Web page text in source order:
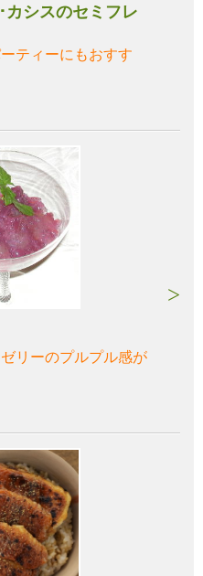
カシスのセミフレ
ティーにもおすす
リーのプルプル感が